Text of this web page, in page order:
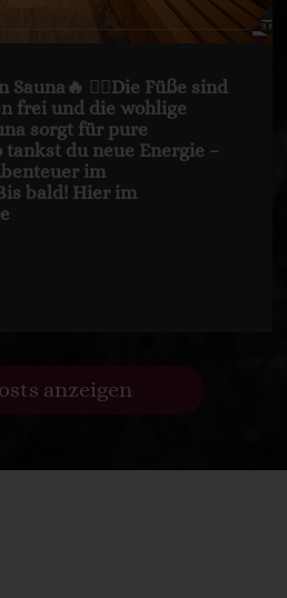
Sauna🔥 🧗‍♀️Die Füße sind
frei und die wohlige
sorgt für pure
tankst du neue Energie –
im
bald! Hier im
anzeigen